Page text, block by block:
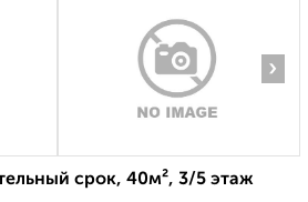
›
срок, 40м², 3/5 этаж